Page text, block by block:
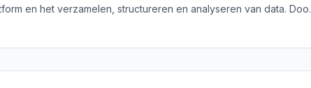
en het verzamelen, structureren en analyseren van data. Door
te combineren zorgt hij ervoor dat RE-SEARCH continu